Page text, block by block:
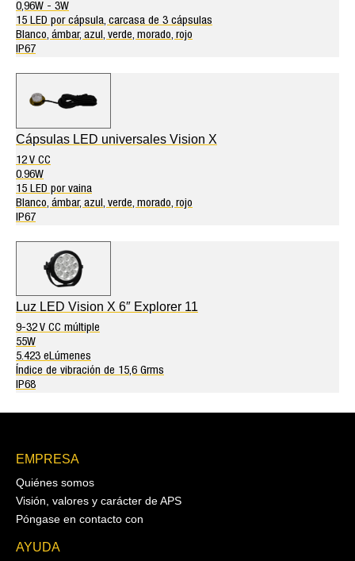
0,96W - 3W
15 LED por cápsula, carcasa de 3 cápsulas
Blanco, ámbar, azul, verde, morado, rojo
IP67
Cápsulas LED universales Vision X
12 V CC
0.96W
15 LED por vaina
Blanco, ámbar, azul, verde, morado, rojo
IP67
Luz LED Vision X 6″ Explorer 11
9-32 V CC múltiple
55W
5.423 eLúmenes
Índice de vibración de 15,6 Grms
IP68
EMPRESA
Quiénes somos
Visión, valores y carácter de APS
Póngase en contacto con
AYUDA